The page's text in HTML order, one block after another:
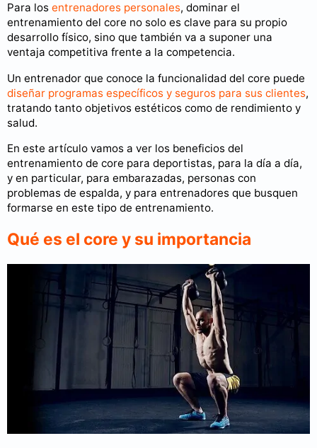
Para los entrenadores personales, dominar el
entrenamiento del core no solo es clave para su propio
desarrollo físico, sino que también va a suponer una
ventaja competitiva frente a la competencia.
Un entrenador que conoce la funcionalidad del core puede
diseñar programas específicos y seguros para sus clientes,
tratando tanto objetivos estéticos como de rendimiento y
salud.
En este artículo vamos a ver los beneficios del
entrenamiento de core para deportistas, para la día a día,
y en particular, para embarazadas, personas con
problemas de espalda, y para entrenadores que busquen
formarse en este tipo de entrenamiento.
Qué es el core y su importancia